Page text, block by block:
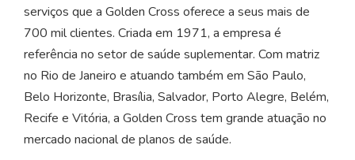
serviços que a Golden Cross oferece a seus mais de
700 mil clientes. Criada em 1971, a empresa é
referência no setor de saúde suplementar. Com matriz
no Rio de Janeiro e atuando também em São Paulo,
Belo Horizonte, Brasília, Salvador, Porto Alegre, Belém,
Recife e Vitória, a Golden Cross tem grande atuação no
mercado nacional de planos de saúde.